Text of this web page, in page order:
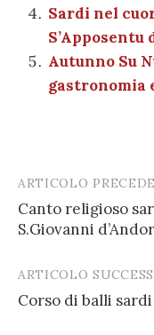
Sardi nel
Autunno Su
gastronomia
Post
navigation
ARTICOLO
Canto religioso
S.Giovanni
ARTICOLO
Corso di balli